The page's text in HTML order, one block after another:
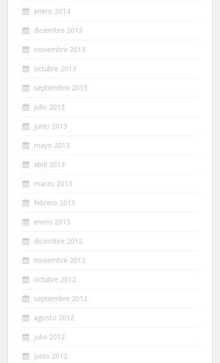
enero 2014
diciembre 2013
noviembre 2013
octubre 2013
septiembre 2013
julio 2013
junio 2013
mayo 2013
abril 2013
marzo 2013
febrero 2013
enero 2013
diciembre 2012
noviembre 2012
octubre 2012
septiembre 2012
agosto 2012
julio 2012
junio 2012